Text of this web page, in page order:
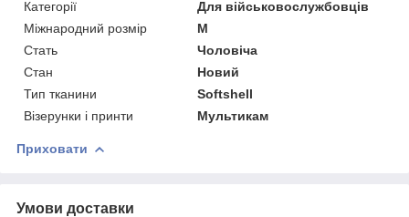
Категорії
Для військовослужбовців
Міжнародний розмір
M
Стать
Чоловіча
Стан
Новий
Тип тканини
Softshell
Візерунки і принти
Мультикам
Приховати
Умови доставки